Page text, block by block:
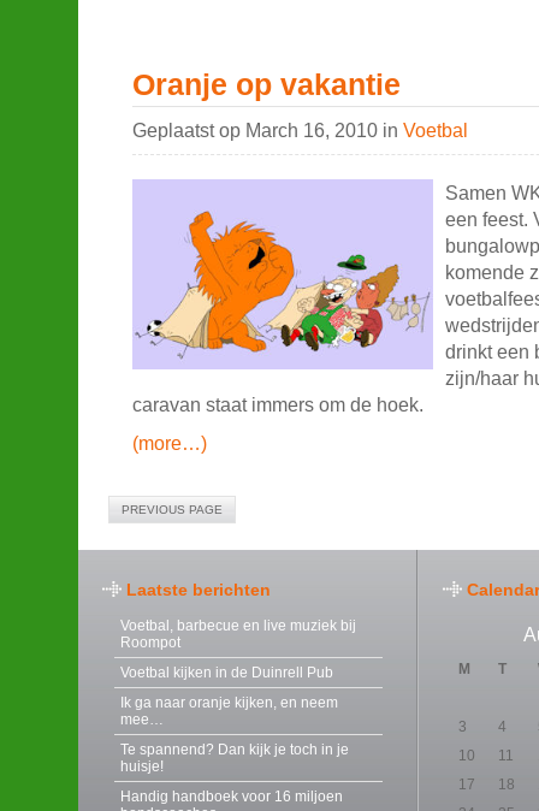
Oranje op vakantie
Geplaatst op March 16, 2010 in Voetbal
Samen
een feest.
komende
drinkt een
zijn/haar
caravan staat immers om de hoek.
(more…)
PREVIOUS PAGE
Laatste berichten
Voetbal, barbecue en live muziek bij
Roompot
Voetbal kijken in de Duinrell Pub
Ik ga naar oranje kijken, en neem
mee…
Te spannend? Dan kijk je toch in je
huisje!
Handig handboek voor 16 miljoen
Calendar
M T
3 4
10
11
17
18